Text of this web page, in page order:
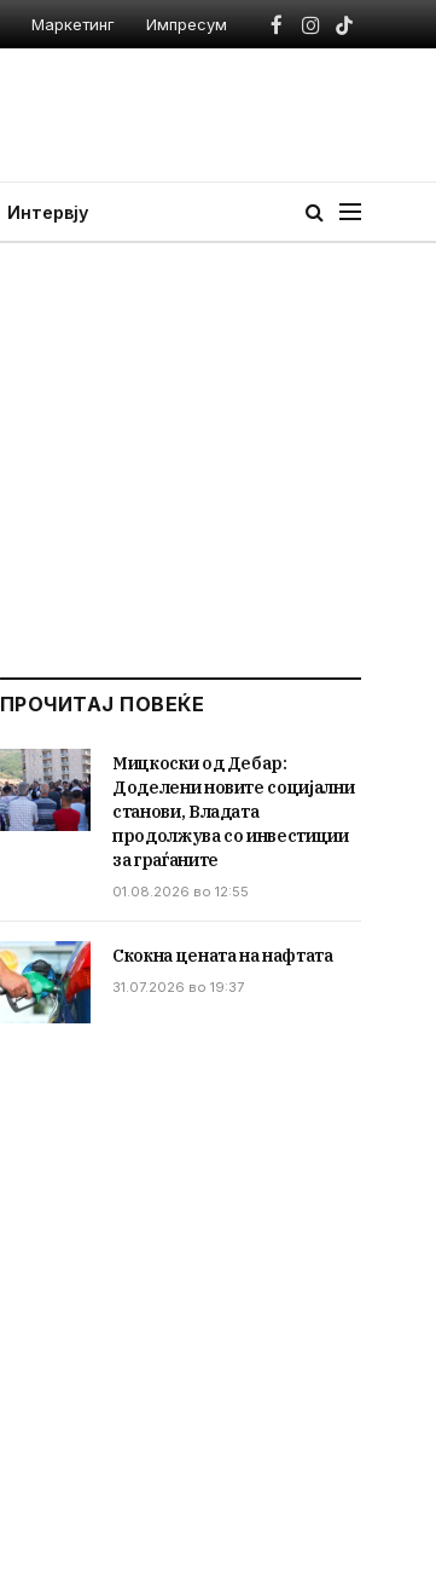
Маркетинг Импресум
Facebook
Instagram
TikTok
Интервју
ПРОЧИТАЈ ПОВЕЌЕ
Мицкоски од Дебар:
Доделени новите социјални
станови, Владата
продолжува со инвестиции
за граѓаните
01.08.2026 во 12:55
Скокна цената на нафтата
31.07.2026 во 19:37